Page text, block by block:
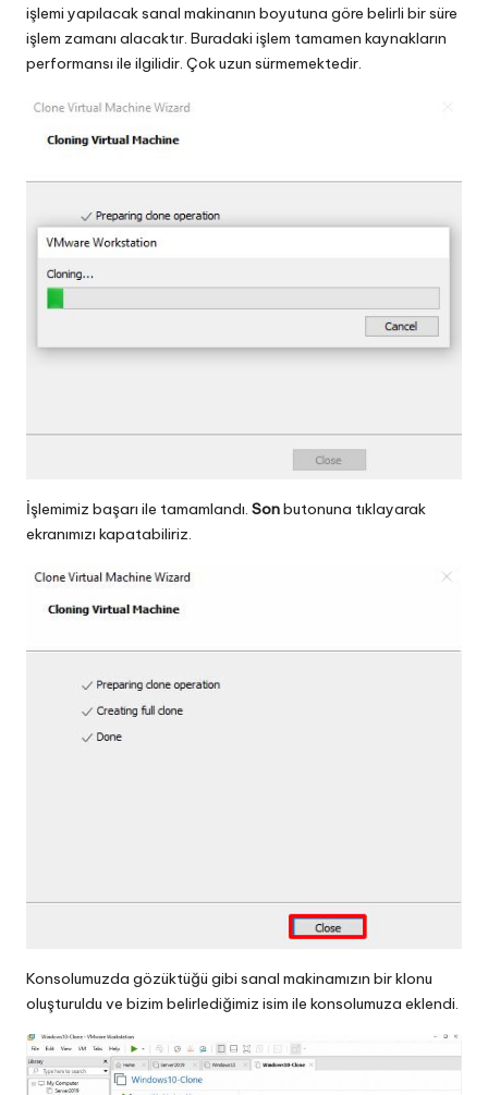
işlemi yapılacak sanal makinanın boyutuna göre belirli bir süre
işlem zamanı alacaktır. Buradaki işlem tamamen kaynakların
performansı ile ilgilidir. Çok uzun sürmemektedir.
İşlemimiz başarı ile tamamlandı. Sonbutonuna tıklayarak
ekranımızı kapatabiliriz.
Konsolumuzda gözüktüğü gibi sanal makinamızın bir klonu
oluşturuldu ve bizim belirlediğimiz isim ile konsolumuza eklendi.